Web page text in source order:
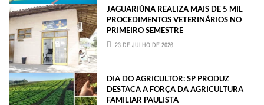
JAGUARIÚNA REALIZA MAIS DE 5 MIL
PROCEDIMENTOS VETERINÁRIOS NO
PRIMEIRO SEMESTRE
23 DE JULHO DE 2026
DIA DO AGRICULTOR: SP PRODUZ
DESTACA A FORÇA DA AGRICULTURA
FAMILIAR PAULISTA